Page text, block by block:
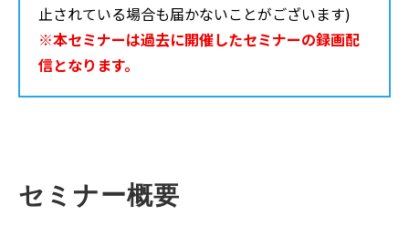
止されている場合も届かないことがございます)
※本セミナーは過去に開催したセミナーの録画配
信となります。
セミナー概要